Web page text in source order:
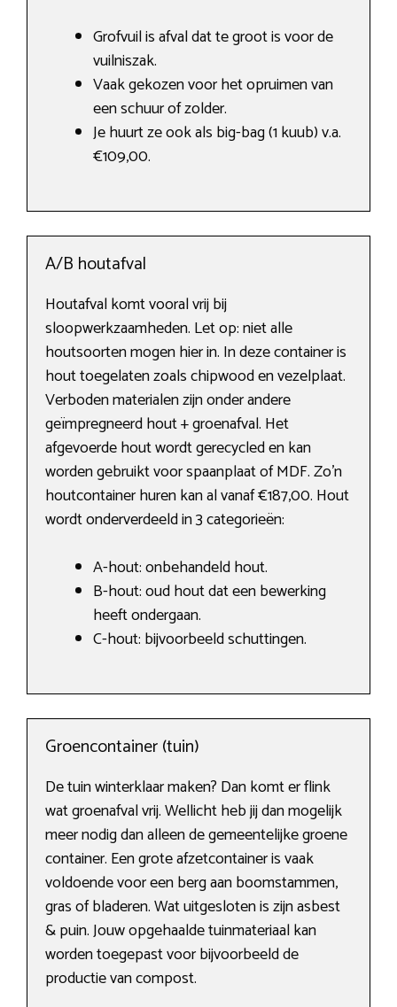
Grofvuil is afval dat te groot is voor de
vuilniszak.
Vaak gekozen voor het opruimen van
een schuur of zolder.
Je huurt ze ook als big-bag (1 kuub) v.a.
€109,00.
A/B houtafval
Houtafval komt vooral vrij bij
sloopwerkzaamheden. Let op: niet alle
houtsoorten mogen hier in. In deze container is
hout toegelaten zoals chipwood en vezelplaat.
Verboden materialen zijn onder andere
geïmpregneerd hout + groenafval. Het
afgevoerde hout wordt gerecycled en kan
worden gebruikt voor spaanplaat of MDF. Zo’n
houtcontainer huren kan al vanaf €187,00. Hout
wordt onderverdeeld in 3 categorieën:
A-hout: onbehandeld hout.
B-hout: oud hout dat een bewerking
heeft ondergaan.
C-hout: bijvoorbeeld schuttingen.
Groencontainer (tuin)
De tuin winterklaar maken? Dan komt er flink
wat groenafval vrij. Wellicht heb jij dan mogelijk
meer nodig dan alleen de gemeentelijke groene
container. Een grote afzetcontainer is vaak
voldoende voor een berg aan boomstammen,
gras of bladeren. Wat uitgesloten is zijn asbest
& puin. Jouw opgehaalde tuinmateriaal kan
worden toegepast voor bijvoorbeeld de
productie van compost.